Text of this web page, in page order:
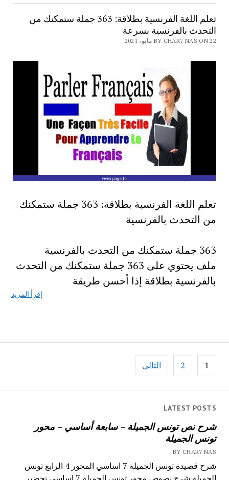
LATEST POSTS
شرح نص تونس الجميلة – سابعة أساسي – محور
تونس الجميلة
BY CHAR7 NAS
شرح قصيدة تونس الجميلة 7 اساسي المحور 4 الرابع تونس
تعلم اللغة الفرنسية بطلاقة: 363 جملة ستمكنك من
التحدث بالفرنسية بسرعة
BY CHAR7 NAS ON 22 مايو، 2021
تعلم اللغة الفرنسية بطلاقة: 363 جملة ستمكنك
من التحدث بالفرنسية
363 جملة ستمكنك من التحدث بالفرنسية
ملف يحتوي على 363 جملة ستمكنك من التحدث
بالفرنسية بطلاقة إذا أحسن طريقة
إقرأ المزيد
تصفّح
المقالات
1
2 التالي